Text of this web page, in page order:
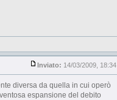
Inviato: 14/03/2009, 18:34
diversa da quella in cui operò
espansione del debito